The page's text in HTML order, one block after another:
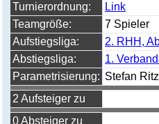
Turnierordnung:
Link
Teamgröße:
7 Spieler
Aufstiegsliga:
2. RHH,
Abstiegsliga:
1.
Parametrisierung: Stefan
2 Aufsteiger zu
0 Absteiger zu